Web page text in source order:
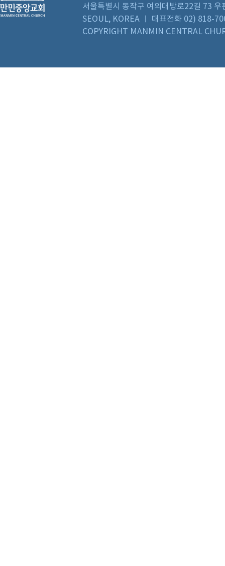
서울특별시 동작구 여의대방로22길 73
SEOUL, KOREA ㅣ 대표전화 02) 818-
COPYRIGHT MANMIN CENTRAL